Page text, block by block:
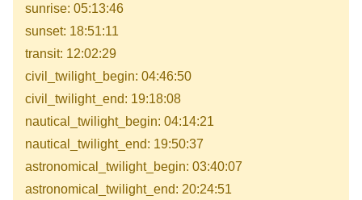
sunrise: 05:13:46
sunset: 18:51:11
transit: 12:02:29
civil_twilight_begin: 04:46:50
civil_twilight_end: 19:18:08
nautical_twilight_begin: 04:14:21
nautical_twilight_end: 19:50:37
astronomical_twilight_begin: 03:40:07
astronomical_twilight_end: 20:24:51